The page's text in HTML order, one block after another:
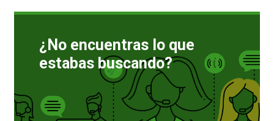
¿No encuentras lo que
estabas buscando?
FORMAS DE PAGO
CONDICIONES